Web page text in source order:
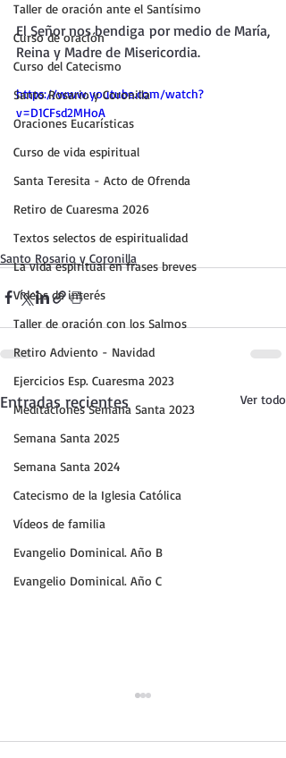
Taller de oración ante el Santísimo
Curso de oración
Curso del Catecismo
Santo Rosario y Coronilla
Oraciones Eucarísticas
Curso de vida espiritual
Santa Teresita - Acto de Ofrenda
Retiro de Cuaresma 2026
Textos selectos de espiritualidad
La vida espiritual en frases breves
Vídeos de interés
Taller de oración con los Salmos
Retiro Adviento - Navidad
Ejercicios Esp. Cuaresma 2023
Meditaciones Semana Santa 2023
Semana Santa 2025
Semana Santa 2024
Catecismo de la Iglesia Católica
Vídeos de familia
Evangelio Dominical. Año B
Evangelio Dominical. Año C
El Señor nos bendiga por medio de María,
Reina y Madre de Misericordia.
https://www.youtube.com/watch?
v=D1CFsd2MHoA
Santo Rosario y Coronilla
Entradas recientes Ver todo